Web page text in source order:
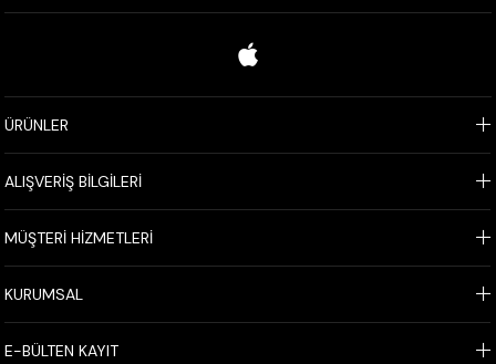
ÜRÜNLER
ALIŞVERİŞ BİLGİLERİ
MÜŞTERİ HİZMETLERİ
KURUMSAL
E-BÜLTEN KAYIT